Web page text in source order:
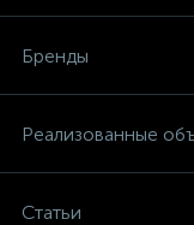
Бренды
Реализованные
Статьи